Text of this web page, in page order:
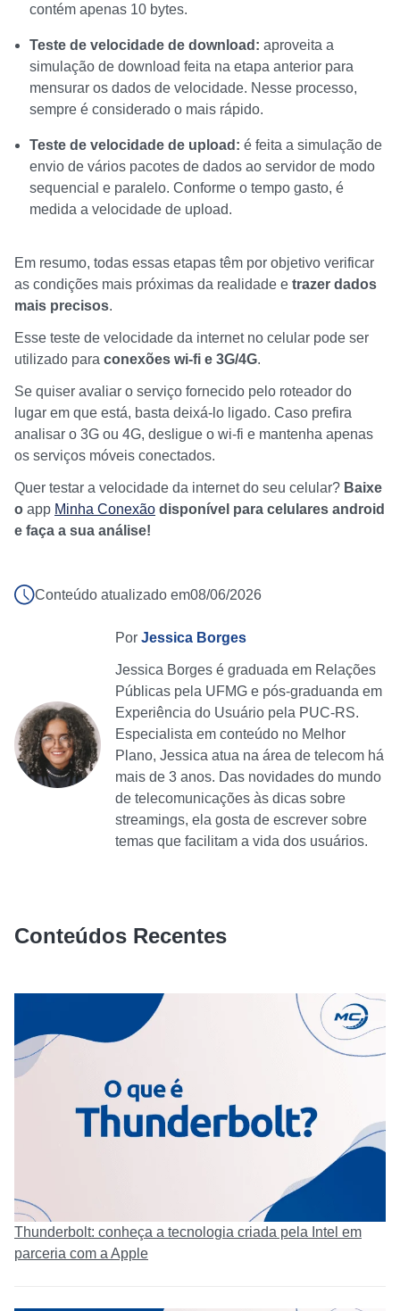
contém apenas 10 bytes.
Teste de velocidade de download: aproveita a
simulação de download feita na etapa anterior para
mensurar os dados de velocidade. Nesse processo,
sempre é considerado o mais rápido.
Teste de velocidade de upload: é feita a simulação de
envio de vários pacotes de dados ao servidor de modo
sequencial e paralelo. Conforme o tempo gasto, é
medida a velocidade de upload.
Em resumo, todas essas etapas têm por objetivo verificar
as condições mais próximas da realidade e trazer dados
mais precisos.
Esse teste de velocidade da internet no celular pode ser
utilizado para conexões wi-fi e 3G/4G.
Se quiser avaliar o serviço fornecido pelo roteador do
lugar em que está, basta deixá-lo ligado. Caso prefira
analisar o 3G ou 4G, desligue o wi-fi e mantenha apenas
os serviços móveis conectados.
Quer testar a velocidade da internet do seu celular? Baixe
o app Minha Conexão disponível para celulares android
e faça a sua análise!
Conteúdo atualizado em08/06/2026
Por Jessica Borges
Jessica Borges é graduada em Relações
Públicas pela UFMG e pós-graduanda em
Experiência do Usuário pela PUC-RS.
Especialista em conteúdo no Melhor
Plano, Jessica atua na área de telecom há
mais de 3 anos. Das novidades do mundo
de telecomunicações às dicas sobre
streamings, ela gosta de escrever sobre
temas que facilitam a vida dos usuários.
Conteúdos Recentes
Thunderbolt: conheça a tecnologia criada pela Intel em
parceria com a Apple